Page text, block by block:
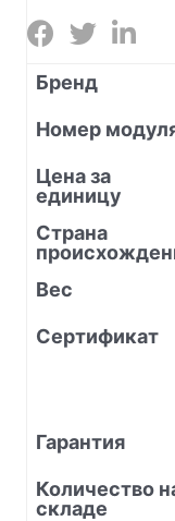
Бренд
Номер
Цена за
единицу
Страна
Вес
Сертификат
Гарантия
Количество
складе